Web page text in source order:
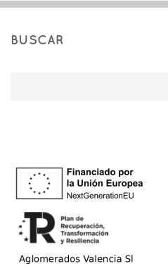
BUSCAR